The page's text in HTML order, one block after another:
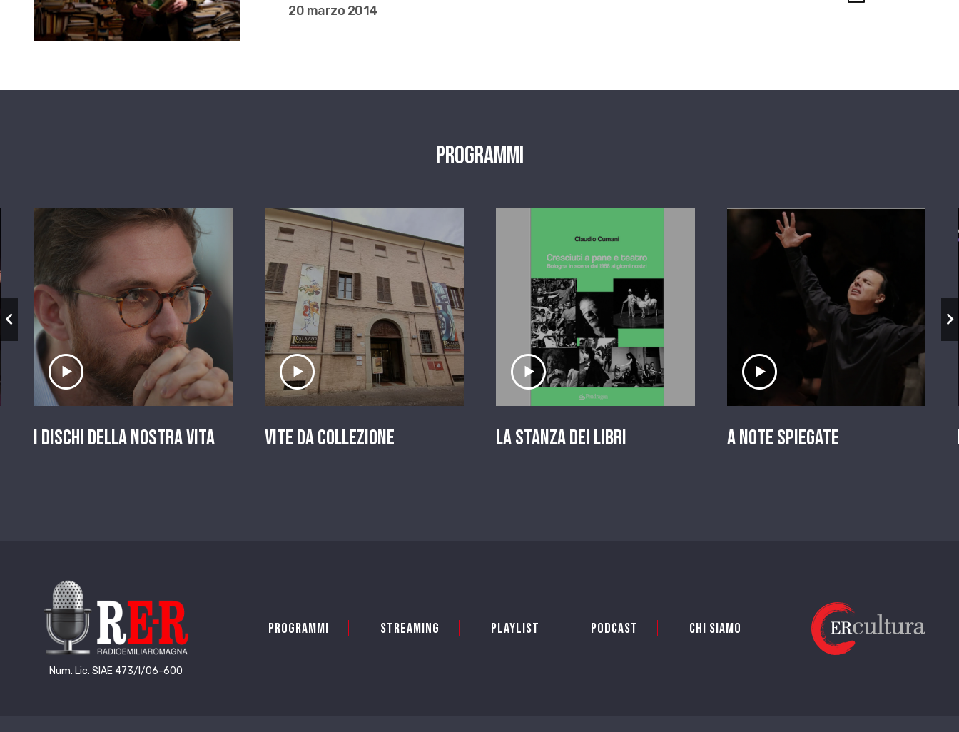
20 marzo 2014
Programmi
Ascolta il servizio
I dischi della nostra vita
Ascolta il servizio
Vite da Collezione
Ascolta il servizio
La stanza dei Libri
Ascolta il servizio
A Note Spiegate
Num. Lic. SIAE 473/I/06-600
Programmi Streaming Playlist PODCAST Chi siamo